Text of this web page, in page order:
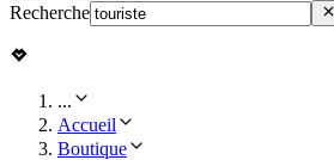
Recherche
...
Accueil
Boutique